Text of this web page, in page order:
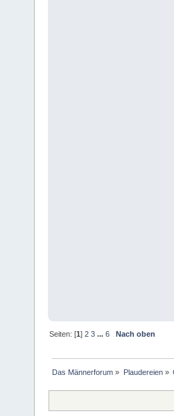
Seiten: [1]2 3 ...6 Nach oben
Das Männerforum » Plaudereien»